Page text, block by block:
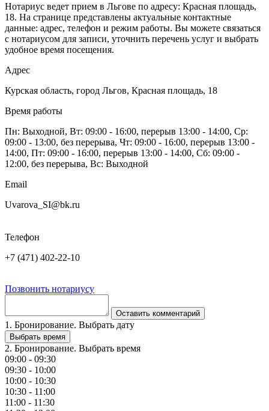
Нотариус ведет прием в Льгове по адресу: Красная площадь,
18. На странице представлены актуальные контактные
данные: адрес, телефон и режим работы. Вы можете связаться
с нотариусом для записи, уточнить перечень услуг и выбрать
удобное время посещения.
Адрес
Курская область, город Льгов, Красная площадь, 18
Время работы
Пн: Выходной, Вт: 09:00 - 16:00, перерыв 13:00 - 14:00, Ср:
09:00 - 13:00, без перерыва, Чт: 09:00 - 16:00, перерыв 13:00 -
14:00, Пт: 09:00 - 16:00, перерыв 13:00 - 14:00, Сб: 09:00 -
12:00, без перерыва, Вс: Выходной
Email
Uvarova_SI@bk.ru
Телефон
+7 (471) 402-22-10
Позвонить нотариусу
Оставить комментарий
1. Бронирование. Выбрать дату
Выбрать время
2. Бронирование. Выбрать время
09:00 - 09:30
09:30 - 10:00
10:00 - 10:30
10:30 - 11:00
11:00 - 11:30